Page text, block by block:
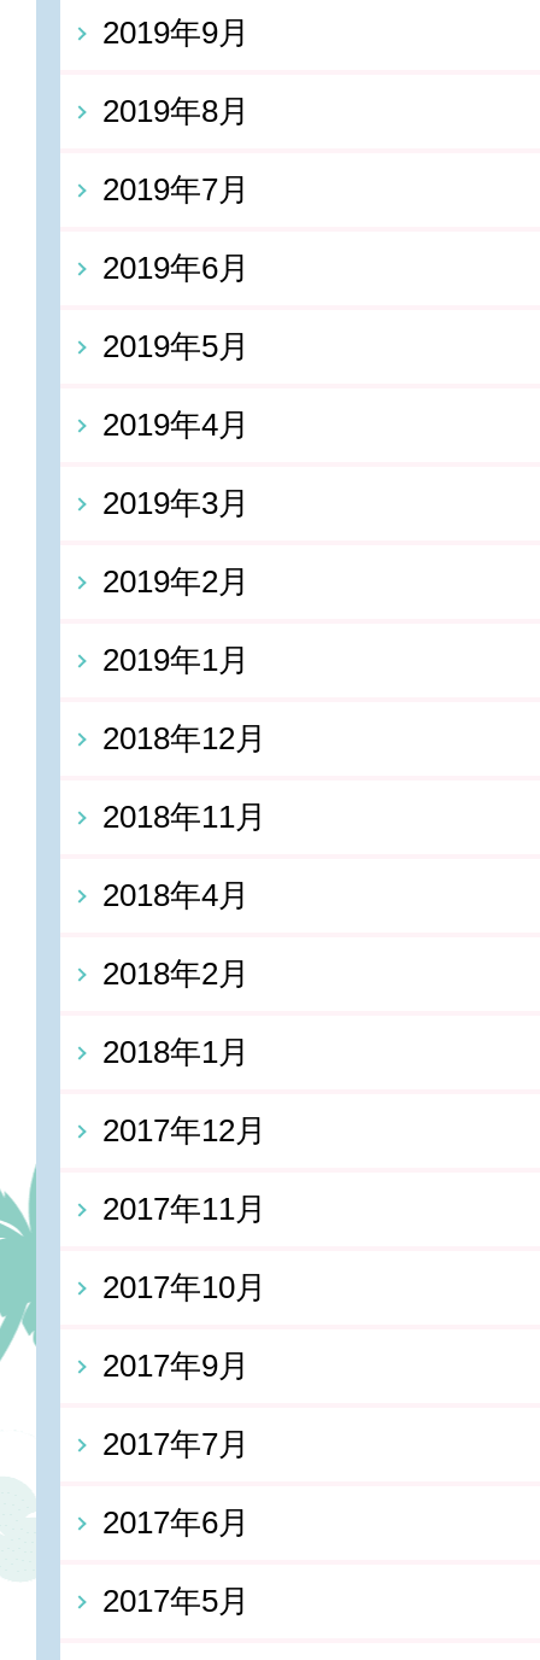
2019年9月
2019年8月
2019年7月
2019年6月
2019年5月
2019年4月
2019年3月
2019年2月
2019年1月
2018年12月
2018年11月
2018年4月
2018年2月
2018年1月
2017年12月
2017年11月
2017年10月
2017年9月
2017年7月
2017年6月
2017年5月